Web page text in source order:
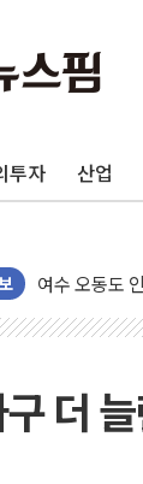
투자 산업
서울 중랑구
李대통령 "결
추미애, '위안
인천 선재도
'화합' 꺼낸
李대통령,
동해중부
더